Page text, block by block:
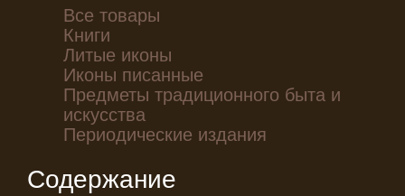
Все товары
Книги
Литые иконы
Иконы писанные
Предметы традиционного быта и
искусства
Периодические издания
Содержание